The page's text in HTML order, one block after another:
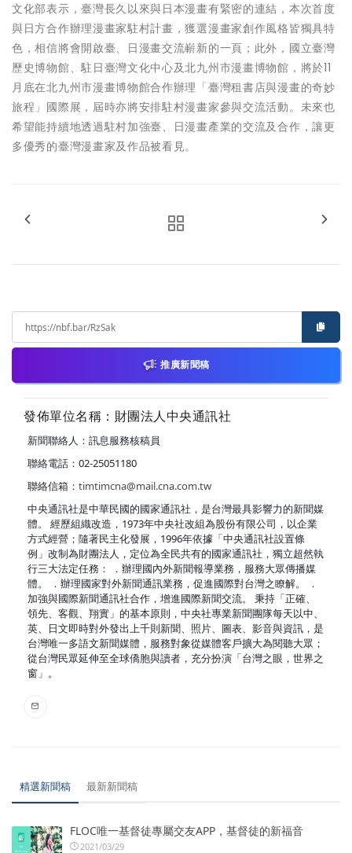
文化部表示，臺灣長久以來與日本漫畫有緊密的連結，本次首度
與日方合作辦理漫畫家駐村計畫，獲選漫畫家創作風格皆獨具特
色，相信將會開啟臺、日漫畫交流嶄新的一頁；此外，國立臺灣
歷史博物館、駐日臺灣文化中心及北九州市漫畫博物館，將於11
月底在北九州市漫畫博物館合作辦理「臺灣租書店與漫畫的奇妙
旅程」國際展，屆時亦將安排駐村漫畫家參與交流活動。未來也
希望能持續地透過駐村加強臺、日漫畫產業的交流及合作，讓更
多優秀的臺灣漫畫家及作品被看見。
推廣新聞稿
發佈單位名稱：財團法人中央通訊社
新聞聯絡人：訊息服務核稿員
聯絡電話：02-25051180
聯絡信箱： timtimcna@mail.cna.com.tw
中央通訊社是中華民國的國家通訊社，是台灣最具影響力的新聞媒
體。 經歷組織改造，1973年中央社改組為股份有限公司，以企業
方式經營；隨著民主化發展，1996年依據「中央通訊社設置條
例」改制為財團法人，定位為全民共有的國家通訊社，獨立超然執
行三大法定任務： ．辦理國內外新聞報導業務，服務大眾傳播媒
體。 ．辦理國家對外新聞通訊業務，促進國際對台灣之瞭解。 ．
加強與國際新聞通訊社合作，增進國際新聞交流。 秉持「正確、
領先、客觀、翔實」的基本原則，中央社專業新聞團隊每天以中、
英、日文即時對外發出上千則新聞、照片、圖表、影音與資訊，是
台灣唯一多語文新聞媒體，服務對象從媒體客戶擴大為閱聽大眾；
從台灣民眾延伸至全球僑胞與讀者，充分扮演「台灣之眼，世界之
窗」。
精選新聞稿 最新新聞稿
FLOC唯一基督徒專屬交友APP，基督徒的新福音
2021/03/29